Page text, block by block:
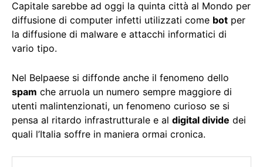
Capitale sarebbe ad oggi la quinta città al Mondo per
diffusione di computer infetti utilizzati come bot per
la diffusione di malware e attacchi informatici di
vario tipo.
Nel Belpaese si diffonde anche il fenomeno dello
spam che arruola un numero sempre maggiore di
utenti malintenzionati, un fenomeno curioso se si
pensa al ritardo infrastrutturale e al digital divide dei
quali l’Italia soffre in maniera ormai cronica.